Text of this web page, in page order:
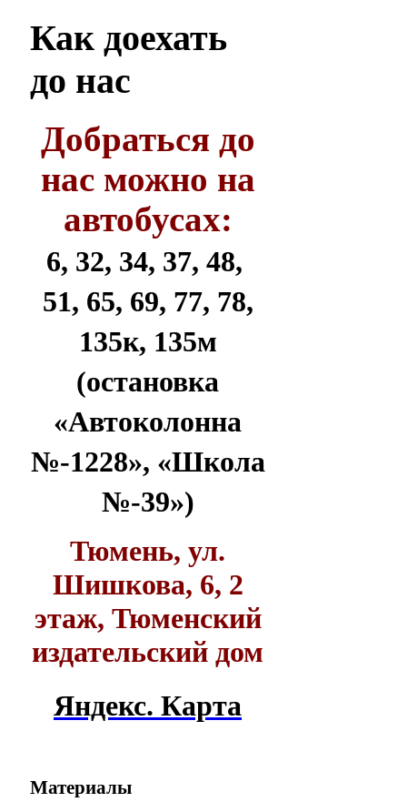
Как доехать
до нас
Добраться до
нас можно на
автобусах:
6, 32, 34, 37, 48,
51, 65, 69, 77, 78,
135к, 135м
(остановка
«Автоколонна
№-1228», «Школа
№-39»)
Тюмень, ул.
Шишкова, 6, 2
этаж, Тюменский
издательский дом
Яндекс. Карта
Материалы